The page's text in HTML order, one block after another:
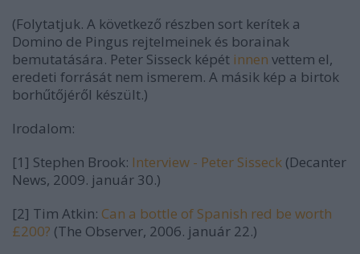
(Folytatjuk. A következő részben sort kerítek a
Domino de Pingus rejtelmeinek és borainak
bemutatására. Peter Sisseck képét innen vettem el,
eredeti forrását nem ismerem. A másik kép a birtok
borhűtőjéről készült.)
Irodalom:
[1] Stephen Brook: Interview - Peter Sisseck (Decanter
News, 2009. január 30.)
[2] Tim Atkin: Can a bottle of Spanish red be worth
£200? (The Observer, 2006. január 22.)